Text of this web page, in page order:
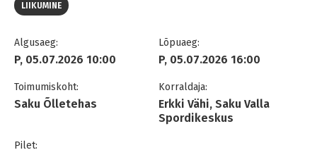
LIIKUMINE
Algusaeg:
P, 05.07.2026 10:00
Lõpuaeg:
P, 05.07.2026 16:00
Toimumiskoht:
Saku Õlletehas
Korraldaja:
Erkki Vähi, Saku Valla
Spordikeskus
Pilet: